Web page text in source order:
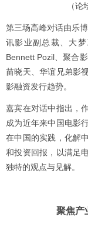
（
第三场高峰对话由乐
讯影业副总裁、大
Bennett Pozil、聚合
苗晓天、华谊兄弟影
影融资发行趋势。
嘉宾在对话中指出，
成为近年来中国电影
在中国的实践，化解
和投资回报，以满足
独特的观点与见解。
聚焦产